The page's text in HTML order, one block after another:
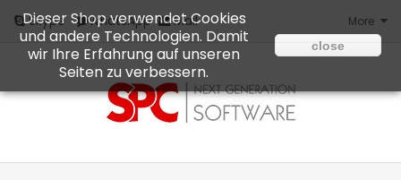
Skype WhatsApp Mail More
Dieser Shop verwendet Cookies
und andere Technologien. Damit
wir Ihre Erfahrung auf unseren
Seiten zu verbessern.
close